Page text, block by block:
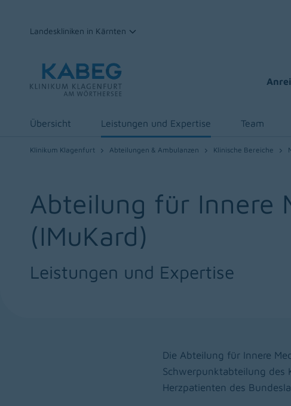
Zum Inhalt
Landeskliniken in Kärnten
Übersicht Leistungen und Expertise Team
Klinikum Klagenfurt Abteilungen & Ambulanzen Klinische Bereiche
Abteilung für Innere
(IMuKard)
Leistungen und Expertise
Die Abteilung für Innere
Schwerpunktabteilung
Herzpatienten des